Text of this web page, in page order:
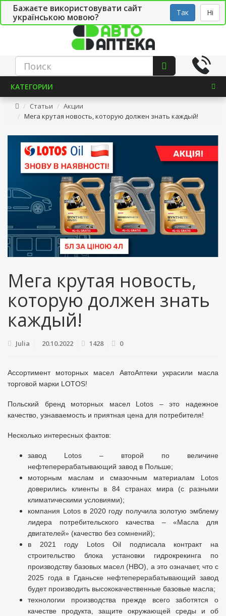
Бажаєте використовувати сайт
українською мовою?
Так Ні
СТО Укр
КАТЕГОРИИ
Статьи
Акции
Мега крутая новость, которую должен знать каждый!
Мега крутая новость,
которую должен знать
каждый!
Julia 20.10.2022 1428 0
Ассортимент моторных масел АвтоАптеки украсили масла
торговой марки LOTOS!
Польский бренд моторных масел Lotos – это надежное
качество, узнаваемость и приятная цена для потребителя!
Несколько интересных фактов:
завод Lotos – второй по величине
нефтеперерабатывающий завод в Польше;
моторным маслам и смазочным материалам Lotos
доверились клиенты в 84 странах мира (с разными
климатическими условиями);
компания Lotos в 2020 году получила золотую эмблему
лидера потребительского качества – «Масла для
двигателей» (качество без сомнений);
в 2021 году Lotos Oil подписала контракт на
строительство блока установки гидрокрекинга по
производству базовых масел (HBO), а это означает, что с
2025 года в Гданьске нефтеперерабатывающий завод
будет производить высококачественные базовые масла;
технологии производства прежде всего заботятся о
качестве продукта, защите окружающей среды и об